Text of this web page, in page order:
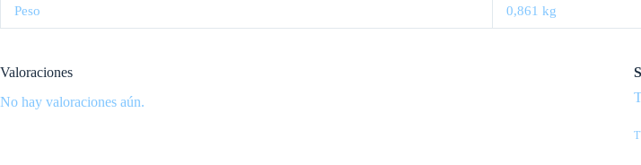
Peso 0,861 kg
Valoraciones
No hay valoraciones aún.